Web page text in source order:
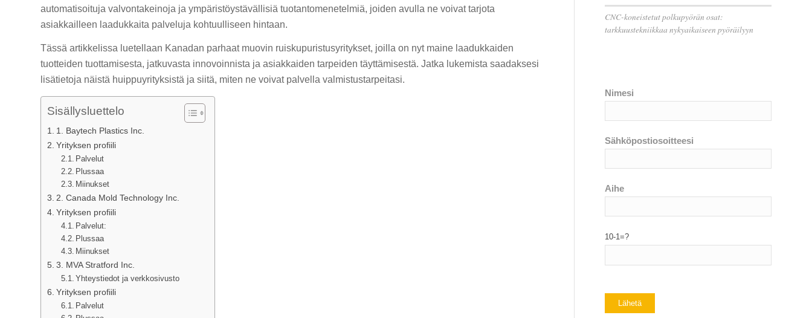
automatisoituja valvontakeinoja ja ympäristöystävällisiä tuotantomenetelmiä, joiden avulla ne voivat tarjota
asiakkailleen laadukkaita palveluja kohtuulliseen hintaan.
Tässä artikkelissa luetellaan Kanadan parhaat muovin ruiskupuristusyritykset, joilla on nyt maine laadukkaiden
tuotteiden tuottamisesta, jatkuvasta innovoinnista ja asiakkaiden tarpeiden täyttämisestä. Jatka lukemista saadaksesi
lisätietoja näistä huippuyrityksistä ja siitä, miten ne voivat palvella valmistustarpeitasi.
Sisällysluettelo
1. Baytech Plastics Inc.
Yrityksen profiili
Palvelut
Plussaa
Miinukset
2. Canada Mold Technology Inc.
Yrityksen profiili
Palvelut:
Plussaa
Miinukset
3. MVA Stratford Inc.
Yhteystiedot ja verkkosivusto
Yrityksen profiili
Palvelut
CNC-koneistetut polkupyörän osat:
tarkkuustekniikkaa nykyaikaiseen pyöräilyyn
Nimesi
Sähköpostiosoitteesi
Aihe
10-1=?